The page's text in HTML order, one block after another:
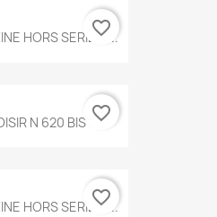
HORS SERIE N...
favorite_border
N 620 BIS favorite_border
HORS SERIE N...
favorite_border